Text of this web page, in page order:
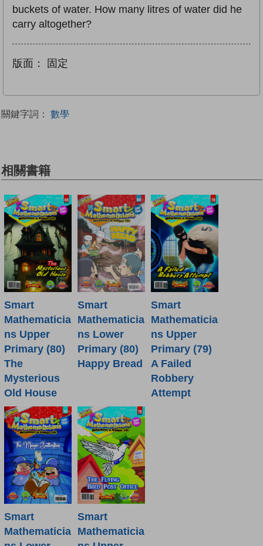
buckets of water. How many litres of water did he
carry altogether?
版面： 固定
關鍵字詞： 數學
相關書籍
Smart
Mathematicia
ns Upper
Primary (80)
The
Mysterious
Old House
Smart
Mathematicia
ns Lower
Primary (80)
Happy Bread
Smart
Mathematicia
ns Upper
Primary (79)
A Failed
Robbery
Attempt
Smart
Mathematicia
Smart
Mathematicia